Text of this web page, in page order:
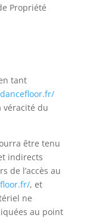
Propriété
tant
véracité du
être tenu
indirects
de l’accès au
, et
ne
au point